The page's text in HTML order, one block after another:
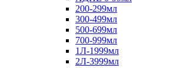
200-299мл
300-499мл
500-699мл
700-999мл
1Л-1999мл
2Л-3999мл